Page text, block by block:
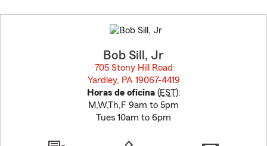
to
before
Bob Sill, Jr
705 Stony Hill Road
Yardley, PA 19067-4419
Horas de oficina(EST):
M,W,Th,F 9am to 5pm
Tues 10am to 6pm